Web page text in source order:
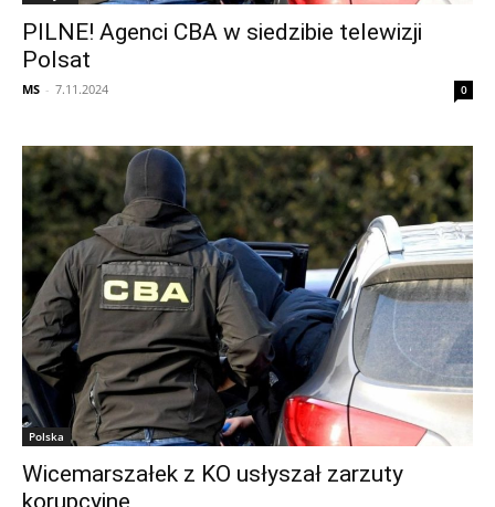
PILNE! Agenci CBA w siedzibie telewizji
Polsat
MS - 7.11.2024 0
Polska
Wicemarszałek z KO usłyszał zarzuty